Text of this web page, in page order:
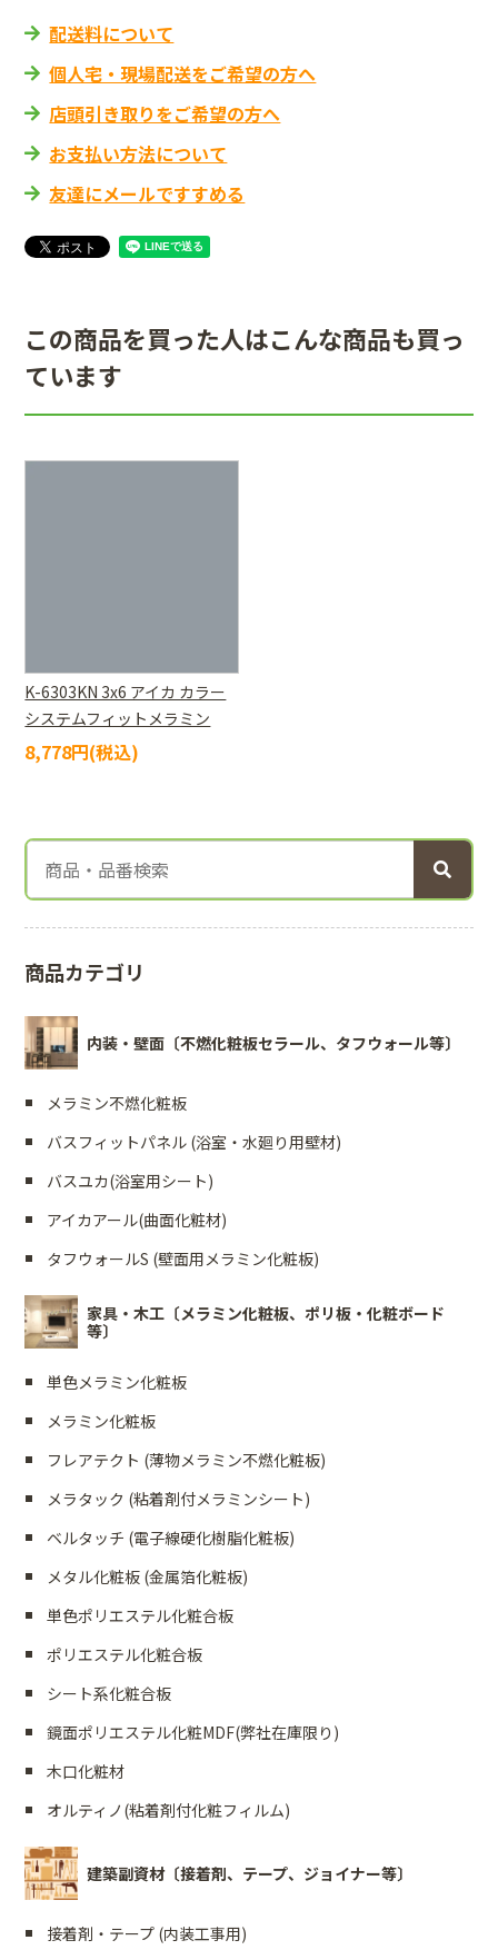
配送料について
個人宅・現場配送をご希望の方へ
店頭引き取りをご希望の方へ
お支払い方法について
友達にメールですすめる
この商品を買った人はこんな商品も買っ
ています
K-6303KN 3x6 アイカ カラー
システムフィットメラミン
8,778円(税込)
商品カテゴリ
内装・壁面〔不燃化粧板セラール、タフウォール等〕
メラミン不燃化粧板
バスフィットパネル (浴室・水廻り用壁材)
バスユカ(浴室用シート)
アイカアール(曲面化粧材)
タフウォールS (壁面用メラミン化粧板)
家具・木工〔メラミン化粧板、ポリ板・化粧ボード
等〕
単色メラミン化粧板
メラミン化粧板
フレアテクト (薄物メラミン不燃化粧板)
メラタック (粘着剤付メラミンシート)
ベルタッチ (電子線硬化樹脂化粧板)
メタル化粧板 (金属箔化粧板)
単色ポリエステル化粧合板
ポリエステル化粧合板
シート系化粧合板
鏡面ポリエステル化粧MDF(弊社在庫限り)
木口化粧材
オルティノ(粘着剤付化粧フィルム)
建築副資材〔接着剤、テープ、ジョイナー等〕
接着剤・テープ (内装工事用)